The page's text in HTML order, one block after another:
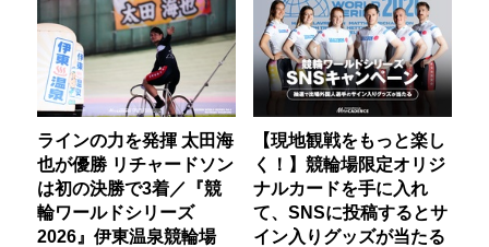
ラインの力を発揮 太田海
也が優勝 リチャードソン
は初の決勝で3着／『競
輪ワールドシリーズ
2026』伊東温泉競輪場
【現地観戦をもっと楽し
く！】競輪場限定オリジ
ナルカードを手に入れ
て、SNSに投稿するとサ
イン入りグッズが当たる